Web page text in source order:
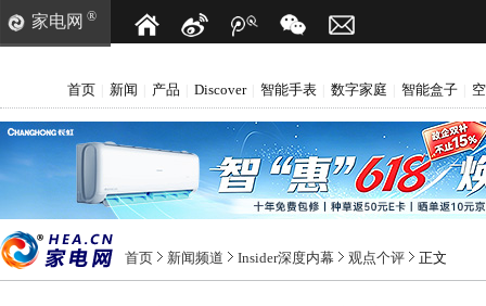
家电网 ®
首页 新闻 产品 Discover 智能手表 数字家庭 智能盒子
首页 新闻频道 Insider深度内幕 观点个评 正文